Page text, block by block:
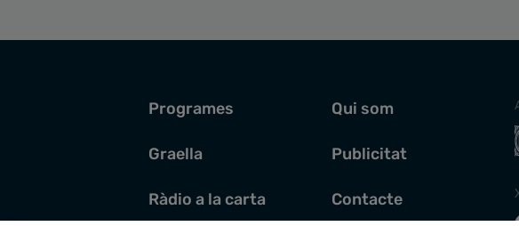
Programes
Graella
Ràdio a la carta
Qui som
Publicitat
Contacte